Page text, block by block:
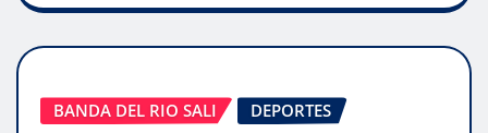
BANDA DEL RIO SALI DEPORTES